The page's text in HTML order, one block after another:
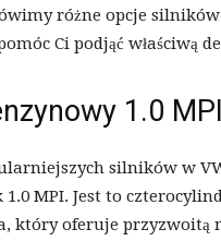
różne opcje silników
Ci podjąć właściwą
1.0 MPI
silników w
MPI. Jest to
który oferuje przyzwoitą